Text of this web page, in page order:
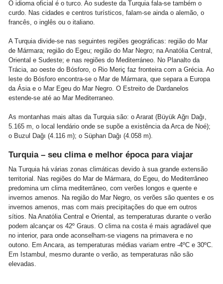
O idioma oficial é o turco. Ao sudeste da Turquia fala-se também o
curdo. Nas cidades e centros turísticos, falam-se ainda o alemão, o
francês, o inglês ou o italiano.
A Turquia divide-se nas seguintes regiões geográficas: região do Mar
de Mármara; região do Egeu; região do Mar Negro; na Anatólia Central,
Oriental e Sudeste; e nas regiões do Mediterráneo. No Planalto da
Trácia, ao oeste do Bósforo, o Rio Meriç faz fronteira com a Grécia. Ao
leste do Bósforo encontra-se o Mar de Mármara, que separa a Europa
da Ásia e o Mar Egeu do Mar Negro. O Estreito de Dardanelos
estende-se até ao Mar Mediterraneo.
As montanhas mais altas da Turquia são: o Ararat (Büyük Ağrı Dağı,
5.165 m, o local lendário onde se supõe a existência da Arca de Noé);
o Buzul Dağı (4.116 m); o Süphan Dağı (4.058 m).
Turquia – seu clima e melhor época para viajar
Na Turquia há várias zonas climáticas devido à sua grande extensão
territorial. Nas regiões do Mar de Mármara, do Egeu, do Mediterrâneo
predomina um clima mediterrâneo, com verões longos e quente e
invernos amenos. Na região do Mar Negro, os verões são quentes e os
invernos amenos, mas com mais precipitações do que em outros
sítios. Na Anatólia Central e Oriental, as temperaturas durante o verão
podem alcançar os 42º Graus. O clima na costa é mais agradável que
no interior, para onde aconselham-se viagens na primavera e no
outono. Em Ancara, as temperaturas médias variam entre -4ºC e 30ºC.
Em Istambul, mesmo durante o verão, as temperaturas não são
elevadas.